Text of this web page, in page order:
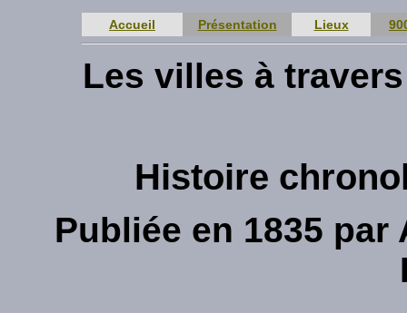
Accueil Présentation Lieux
Les villes à
Histoire
Publiée en 1835